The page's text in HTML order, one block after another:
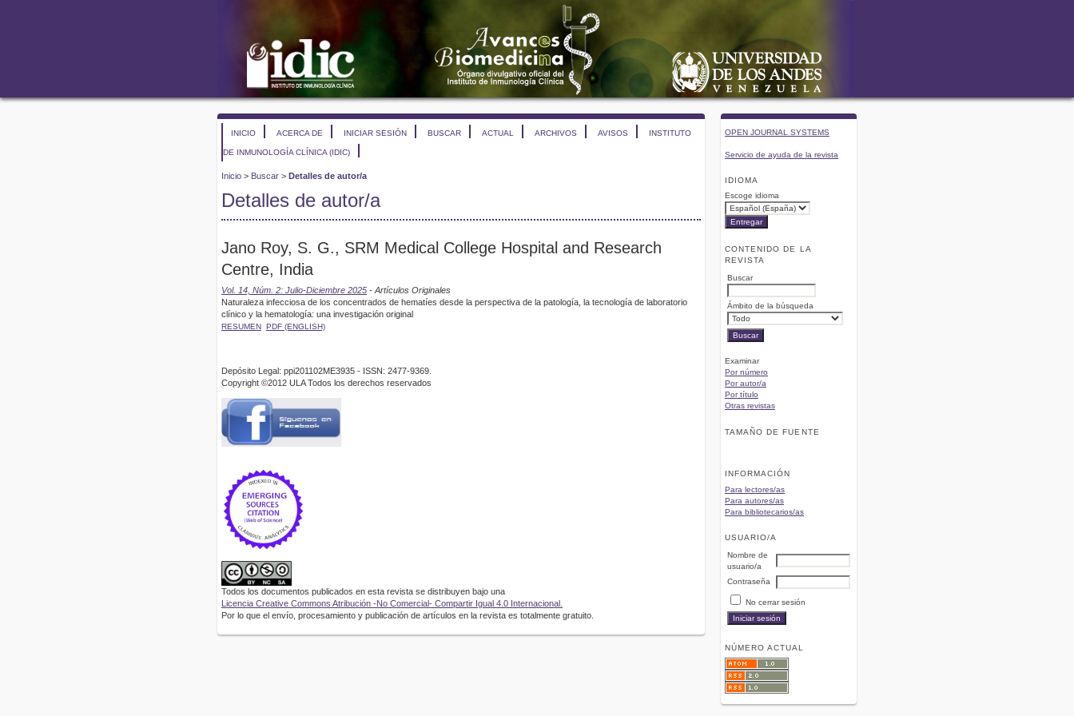
OPEN JOURNAL SYSTEMS
Servicio de ayuda de la revista
IDIOMA
Escoge idioma
CONTENIDO DE LA
REVISTA
Buscar
Ámbito de la búsqueda
Examinar
Por número
Por autor/a
Por título
Otras revistas
TAMAÑO DE FUENTE
INFORMACIÓN
Para lectores/as
Para autores/as
Para bibliotecarios/as
USUARIO/A
Nombre de
usuario/a
Contraseña
No cerrar sesión
NÚMERO ACTUAL
INICIO ACERCA DE INICIAR SESIÓN BUSCAR ACTUAL ARCHIVOS AVISOS INSTITUTO
DE INMUNOLOGÍA CLÍNICA (IDIC)
Inicio > Buscar > Detalles de autor/a
Detalles de autor/a
Jano Roy, S. G., SRM Medical College Hospital and Research
Centre, India
Vol. 14, Núm. 2: Julio-Diciembre 2025 - Artículos Originales
Naturaleza infecciosa de los concentrados de hematíes desde la perspectiva de la patología, la tecnología de laboratorio
clínico y la hematología: una investigación original
RESUMEN PDF (ENGLISH)
Depósito Legal: ppi201102ME3935 - ISSN: 2477-9369.
Copyright ©2012 ULA Todos los derechos reservados
Todos los documentos publicados en esta revista se distribuyen bajo una
Licencia Creative Commons Atribución -No Comercial- Compartir Igual 4.0 Internacional.
Por lo que el envío, procesamiento y publicación de artículos en la revista es totalmente gratuito.